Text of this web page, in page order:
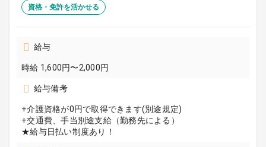
資格・免許を活かせる
給与
時給 1,600円〜2,000円
給与備考
+介護資格が0円で取得できます(別途規定)
+交通費、手当別途支給（勤務先による）
★給与日払い制度あり！